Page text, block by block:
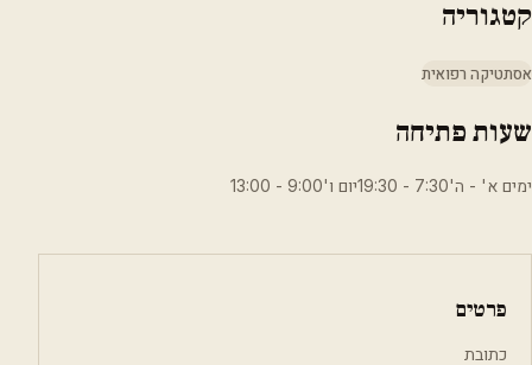
קטגוריה
אסתטיקה רפואית
שעות פתיחה
ימים א' - ה'7:30 - 19:30יום ו'9:00 - 13:00
פרטים
כתובת